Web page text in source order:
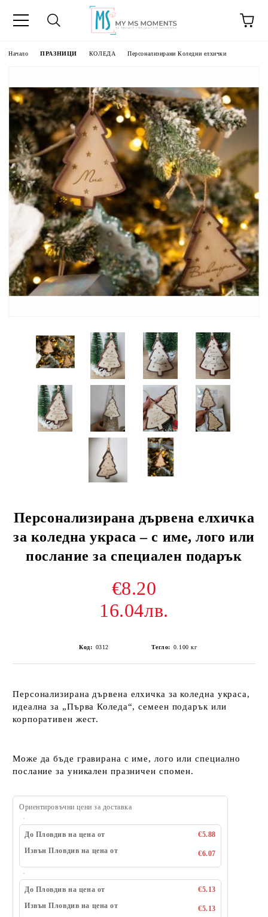
Начало ПРАЗНИЦИ КОЛЕДА Персонализирани Коледни елхички
Персонализирана дървена елхичка
за коледна украса – с име, лого или
послание за специален подарък
€8.20
16.04лв.
Код: 0312 Тегло: 0.100 кг
Персонализирана дървена елхичка за коледна украса,
идеална за „Първа Коледа“, семеен подарък или
корпоративен жест.
Може да бъде гравирана с име, лого или специално
послание за уникален празничен спомен.
Ориентировъчни цени за доставка
До Пловдив на цена от
€5.88
Извън Пловдив на цена от
€6.07
До Пловдив на цена от
€5.13
Извън Пловдив на цена от
€5.13